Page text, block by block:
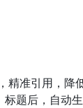
精准引用，降
标题后，自动